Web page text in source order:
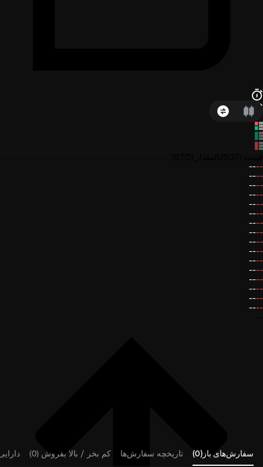
--
--
--
--
--
--
--
--
--
--
--
--
--
--
--
--
--
--
--
--
--
--
--
--
--
--
--
--
--
--
--
--
سفارش‌های باز(0) تاریخچه سفارش‌ها کم بخر / بالا بفروش (0)